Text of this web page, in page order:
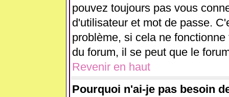
pouvez toujours pas vous
d'utilisateur et mot de passe.
problème, si cela ne
du forum, il se peut que le
Revenir en haut
Pourquoi n'ai-je pas besoin